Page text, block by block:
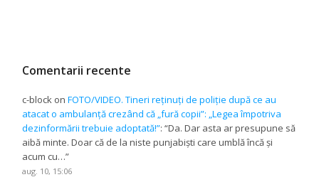
Comentarii recente
c-block onFOTO/VIDEO. Tineri reținuți de poliție după ce au
atacat o ambulanță crezând că „fură copii”: „Legea împotriva
dezinformării trebuie adoptată!”: “Da. Dar asta ar presupune să
aibă minte. Doar că de la niste punjabiști care umblă încă și
acum cu…”
aug. 10, 15:06